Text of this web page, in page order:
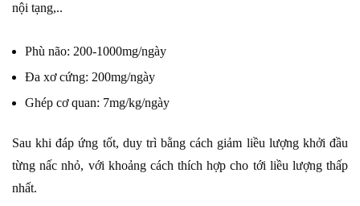
nội tạng,..
Phù não: 200-1000mg/ngày
Đa xơ cứng: 200mg/ngày
Ghép cơ quan: 7mg/kg/ngày
Sau khi đáp ứng tốt, duy trì bằng cách giảm liều lượng khởi đầu
từng nấc nhỏ, với khoảng cách thích hợp cho tới liều lượng thấp
nhất.